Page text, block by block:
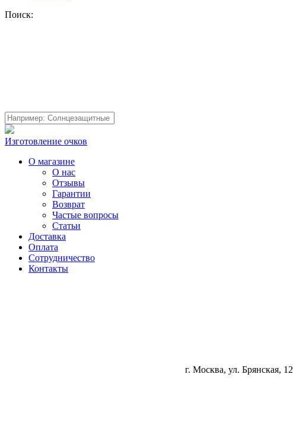
Поиск:
Изготовление очков
О магазине
О нас
Отзывы
Гарантии
Возврат
Частые вопросы
Статьи
Доставка
Оплата
Сотрудничество
Контакты
г. Москва, ул. Брянская,